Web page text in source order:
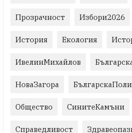
Прозрачност Избори2026
История Екология
ИвелинМихайлов
НоваЗагора
Общество СинитеКамъни
Справедливост